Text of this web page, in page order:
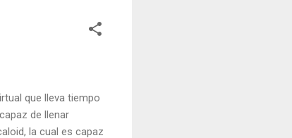
que lleva tiempo
de llenar
la cual es capaz